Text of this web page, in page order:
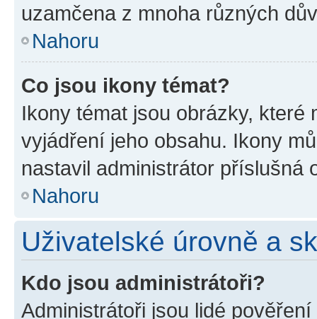
uzamčena z mnoha různých
Nahoru
Co jsou ikony témat?
Ikony témat jsou obrázky,
vyjádření jeho obsahu. Ikony
nastavil administrátor příslušná
Nahoru
Uživatelské úrovně a
Kdo jsou administrátoři?
Administrátoři jsou lidé